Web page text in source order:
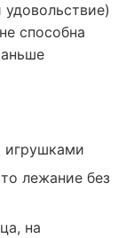
способна
игрушками
лежание без
на